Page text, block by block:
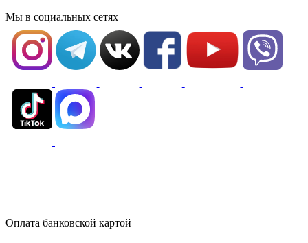
Мы в социальных сетях
Оплата банковской картой